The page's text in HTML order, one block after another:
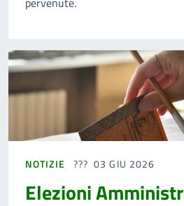
NOTIZIE 03 GIU 2026
Elezioni